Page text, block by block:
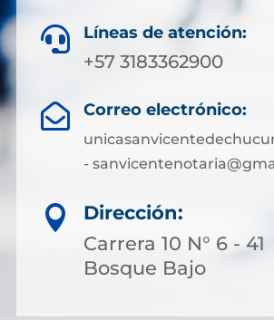
 Líneas de atención:
+57 3183362900
 Correo electrónico:
-

Dirección:
Carrera 10 N° 6 - 41
Bosque Bajo